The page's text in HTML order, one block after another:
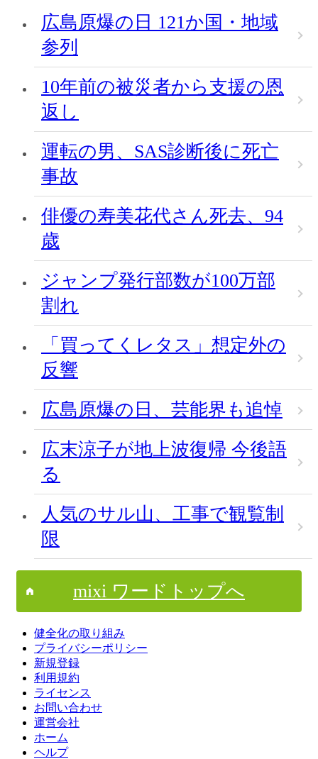
広島原爆の日 121か国・地域
参列
10年前の被災者から支援の恩
返し
運転の男、SAS診断後に死亡
事故
俳優の寿美花代さん死去、94
歳
ジャンプ発行部数が100万部
割れ
「買ってくレタス」想定外の
反響
広島原爆の日、芸能界も追悼
広末涼子が地上波復帰 今後語
る
人気のサル山、工事で観覧制
限
mixi ワードトップへ
健全化の取り組み
プライバシーポリシー
新規登録
利用規約
ライセンス
お問い合わせ
運営会社
ホーム
ヘルプ